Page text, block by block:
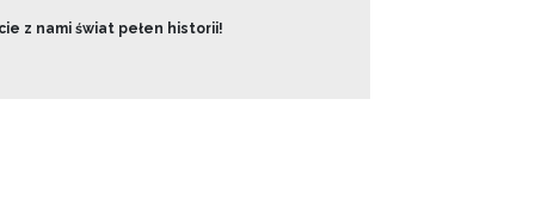
z nami świat pełen historii!